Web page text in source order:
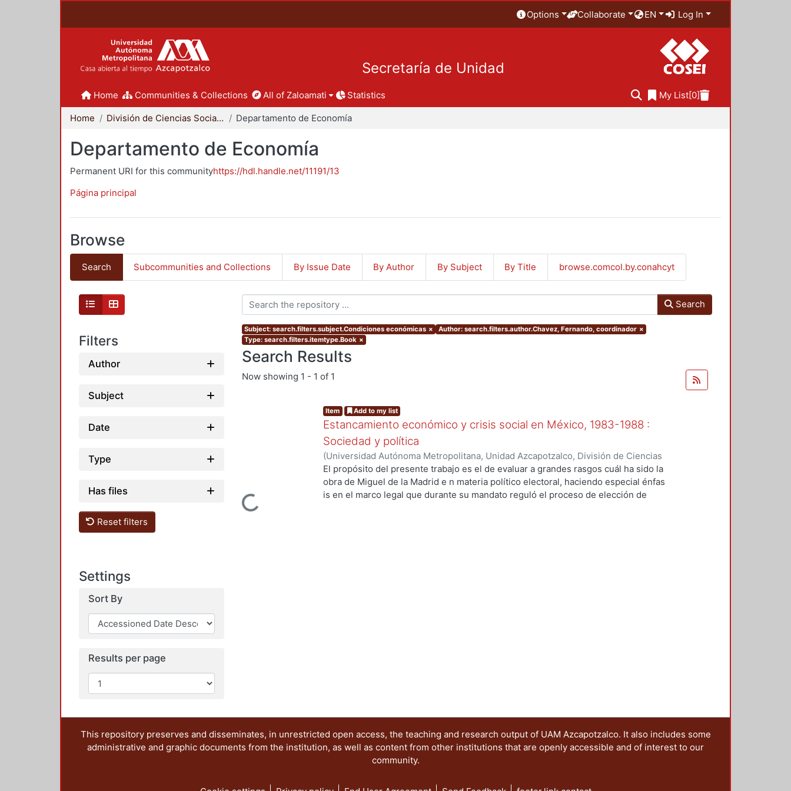
Options Collaborate EN Log In
Secretaría de Unidad
Home Communities & Collections All of Zaloamati Statistics My List[0]
Home División de Ciencias Sociales y Humanidades Departamento de Economía
Departamento de Economía
Permanent URI for this communityhttps://hdl.handle.net/11191/13
Página principal
Browse
Search Subcommunities and Collections By Issue Date By Author By Subject By Title browse.comcol.by.conahcyt
Filters
Author
Subject
Date
Type
Has files
Reset filters
Settings
Sort By
Results per page
Search
Subject: search.filters.subject.Condiciones económicas × Author: search.filters.author.Chavez, Fernando, coordinador ×
Type: search.filters.itemtype.Book ×
Search Results
Now showing 1 - 1 of 1
Loading...
Item Add to my list
Estancamiento económico y crisis social en México, 1983-1988 :
Sociedad y política
(Universidad Autónoma Metropolitana, Unidad Azcapotzalco, División de Ciencias
Sociales y Humanidades, Departamento de Economía,1989)Lechuga Montenegro,
Jesús, coordinador;Chavez, Fernando, coordinador
El propósito del presente trabajo es el de evaluar a grandes rasgos cuál ha sido la
obra de Miguel de la Madrid e n materia político electoral, haciendo especial énfas
is en el marco legal que durante su mandato reguló el proceso de elección de
This repository preserves and disseminates, in unrestricted open access, the teaching and research output of UAM Azcapotzalco. It also includes some
administrative and graphic documents from the institution, as well as content from other institutions that are openly accessible and of interest to our
community.